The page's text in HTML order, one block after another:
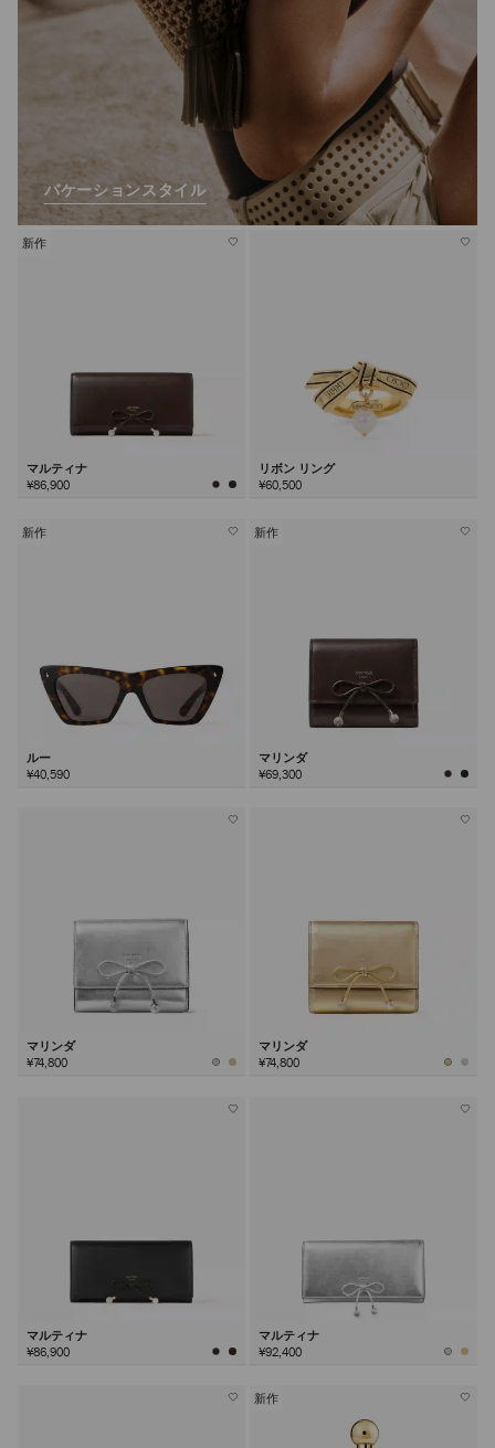
バケーションスタイル
新作
マルティナ
¥86,900
リボン リング
¥60,500
新作
ルー
¥40,590
新作
マリンダ
¥69,300
マリンダ
¥74,800
マリンダ
¥74,800
マルティナ
¥86,900
マルティナ
¥92,400
新作